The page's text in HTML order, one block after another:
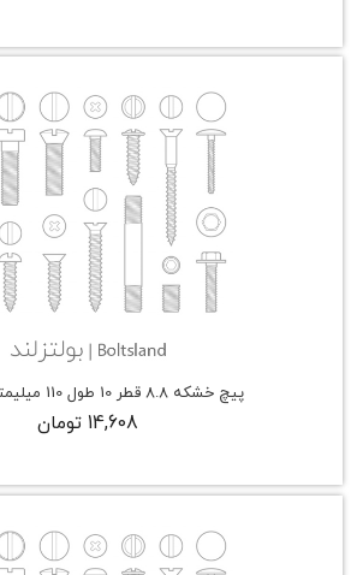
پیچ خشکه 8.8 قطر 10 طول 110 میلیمتر M 10*110
14,608 تومان